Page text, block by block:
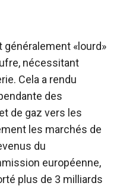
généralement «lourd»
nécessitant
Cela a rendu
des
de gaz vers les
les marchés de
du
européenne,
plus de 3 milliards